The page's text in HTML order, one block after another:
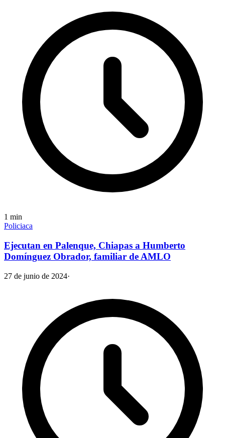
1 min
Policiaca
Ejecutan en Palenque, Chiapas a Humberto
Domínguez Obrador, familiar de AMLO
27 de junio de 2024·